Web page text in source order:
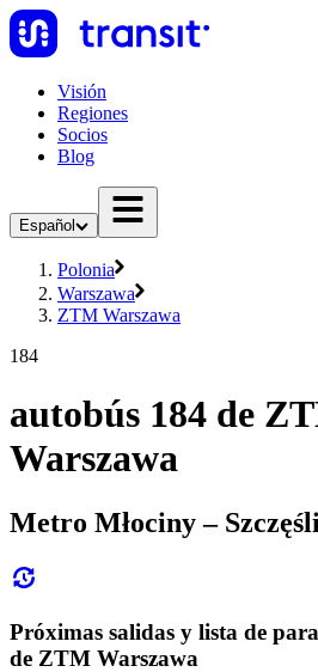
Visión
Regiones
Socios
Blog
Español
Polonia
Warszawa
ZTM Warszawa
184
autobús 184 de
Warszawa
Metro Młociny –
Próximas salidas y lista de
de ZTM Warszawa